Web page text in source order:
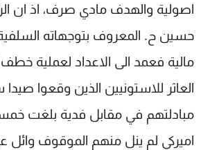
اصولية والهدف مادي صرف، اذ ان
حسين ح. المعروف بتوجهاته
مالية فعمد الى الاعداد لعملية
العاثر للاستونيين الذين وقعوا
مبادلتهم في مقابل فدية بلغت
اميركي لم ينل منهم الموقوف